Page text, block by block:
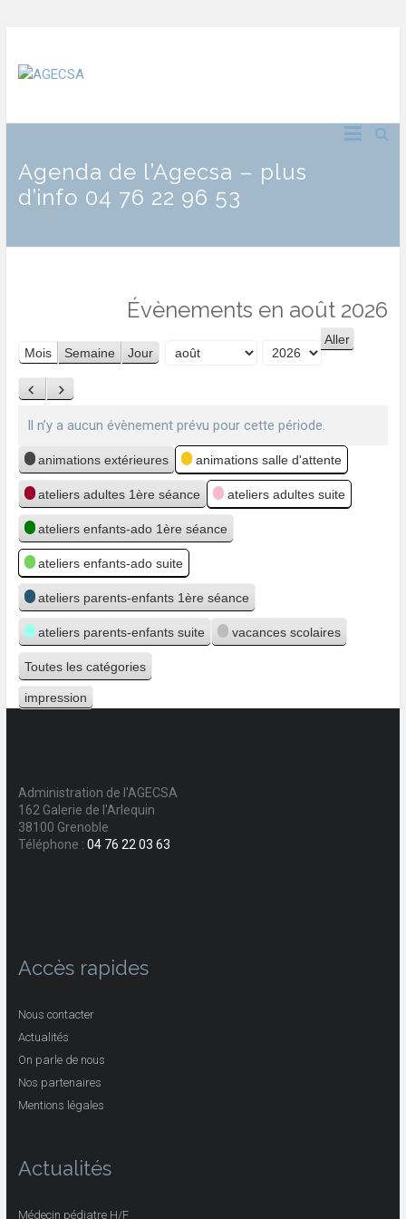
Agenda de l’Agecsa – plus
d’info 04 76 22 96 53
Évènements en août 2026
Mois Semaine Jour
Précédent
Suivant
Il n’y a aucun évènement prévu pour cette période.
Catégories
animations extérieures animations salle d'attente
ateliers adultes 1ère séance ateliers adultes suite
ateliers enfants-ado 1ère séance
ateliers enfants-ado suite
ateliers parents-enfants 1ère séance
ateliers parents-enfants suite vacances scolaires
Toutes les catégories
Vue
impression
Administration de l'AGECSA
162 Galerie de l'Arlequin
38100 Grenoble
Téléphone : 04 76 22 03 63
Accès rapides
Nous contacter
Actualités
On parle de nous
Nos partenaires
Mentions légales
Actualités
Médecin pédiatre H/F